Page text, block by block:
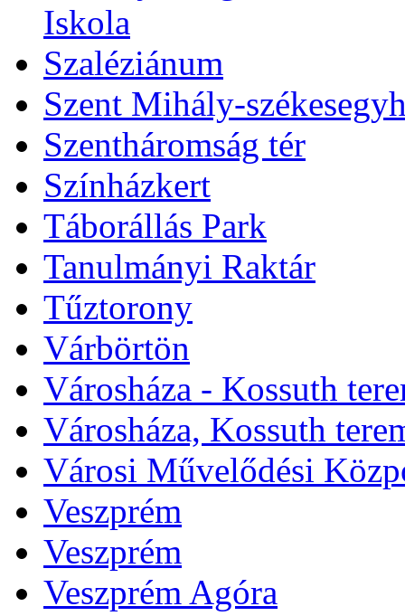
Iskola
Szaléziánum
Szent Mihály-
Szentháromság tér
Színházkert
Táborállás Park
Tanulmányi Raktár
Tűztorony
Várbörtön
Városháza - Kossuth
Városháza, Kossuth
Városi Művelődési
Veszprém
Veszprém
Veszprém Agóra